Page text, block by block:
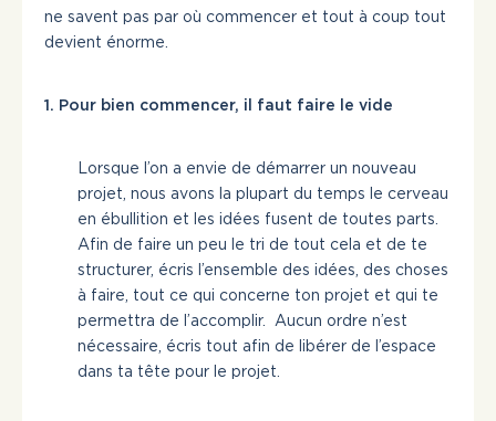
ne savent pas par où commencer et tout à coup tout
devient énorme.
1. Pour bien commencer, il faut faire le vide
Lorsque l’on a envie de démarrer un nouveau
projet, nous avons la plupart du temps le cerveau
en ébullition et les idées fusent de toutes parts.
Afin de faire un peu le tri de tout cela et de te
structurer, écris l’ensemble des idées, des choses
à faire, tout ce qui concerne ton projet et qui te
permettra de l’accomplir. Aucun ordre n’est
nécessaire, écris tout afin de libérer de l’espace
dans ta tête pour le projet.